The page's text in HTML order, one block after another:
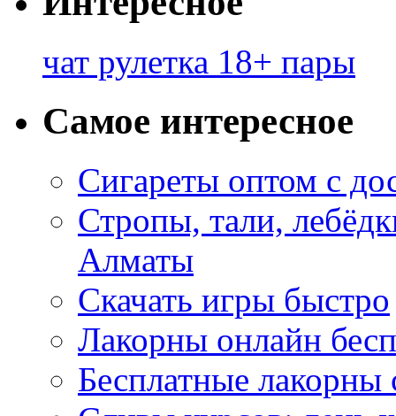
чат рулетка 18+ пары
Самое интересное
Сигареты оптом с
Стропы, тали,
Алматы
Скачать игры быстро
Лакорны онлайн
Бесплатные лакорны